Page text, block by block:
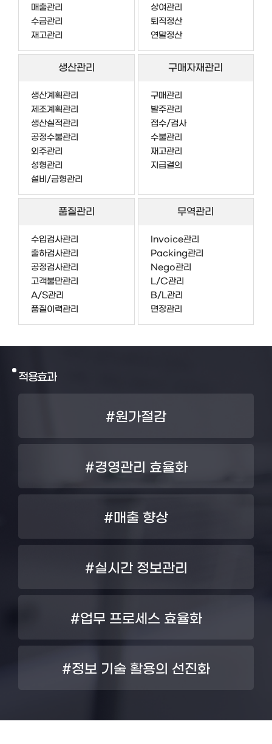
매출관리
수금관리
재고관리
상여관리
퇴직정산
연말정산
생산관리
생산계획관리
제조계획관리
생산실적관리
공정수불관리
외주관리
성형관리
설비/금형관리
구매자재관리
구매관리
발주관리
접수/검사
수불관리
재고관리
지급결의
품질관리
수입검사관리
출하검사관리
공정검사관리
고객불만관리
A/S관리
품질이력관리
무역관리
Invoice관리
Packing관리
Nego관리
L/C관리
B/L관리
면장관리
적용효과
#원가절감
#경영관리 효율화
#매출 향상
#실시간 정보관리
#업무 프로세스 효율화
#정보 기술 활용의 선진화